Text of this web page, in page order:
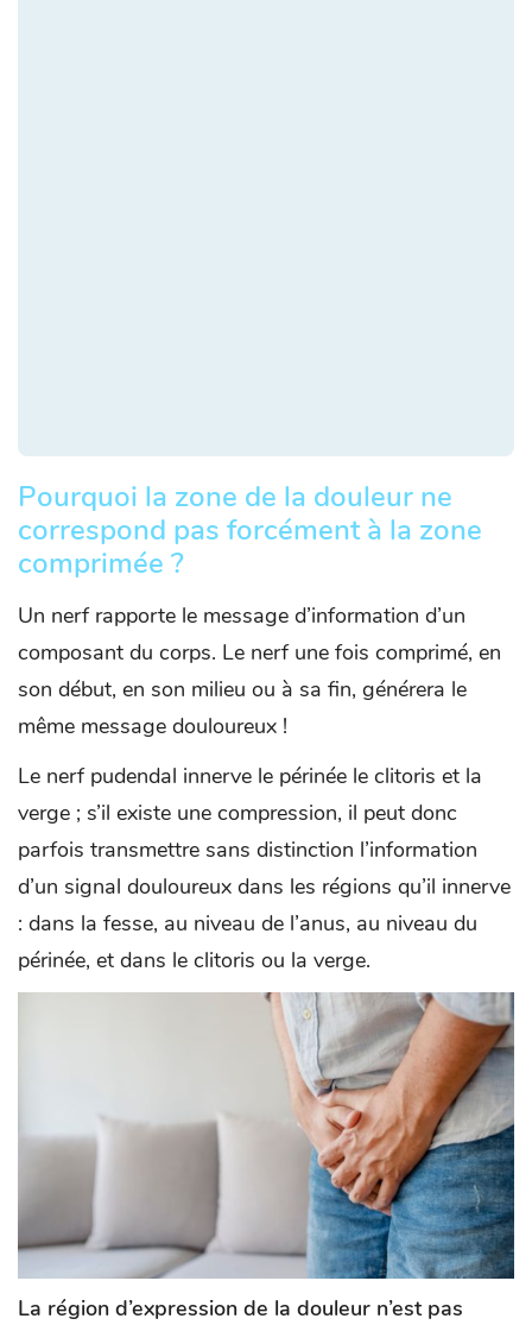
Pourquoi la zone de la douleur ne
correspond pas forcément à la zone
comprimée ?
Un nerf rapporte le message d’information d’un
composant du corps. Le nerf une fois comprimé, en
son début, en son milieu ou à sa fin, générera le
même message douloureux !
Le nerf pudendal innerve le périnée le clitoris et la
verge ; s’il existe une compression, il peut donc
parfois transmettre sans distinction l’information
d’un signal douloureux dans les régions qu’il innerve
: dans la fesse, au niveau de l’anus, au niveau du
périnée, et dans le clitoris ou la verge.
La région d’expression de la douleur n’est pas